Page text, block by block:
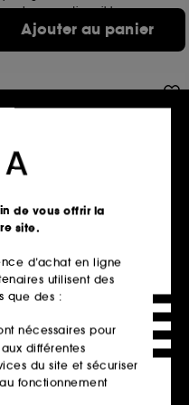
contenances disponibles
Ajouter au panier
EAU TENDRE
De Parfum Vaporisateur
364
d'origine : 152,00€
/100ml
Ajouter au panier
de vous offrir la
site.
d’achat en ligne
utilisent des
que des :
nécessaires pour
différentes
du site et sécuriser
fonctionnement
être désactivés.